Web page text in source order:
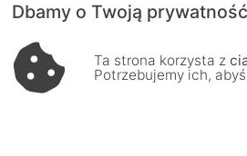
Dbamy o Twoją prywatność
Ta strona korzysta z
Potrzebujemy ich,